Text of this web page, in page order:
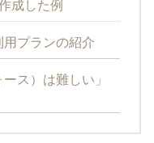
成した例
プランの紹介
ス）は難しい」